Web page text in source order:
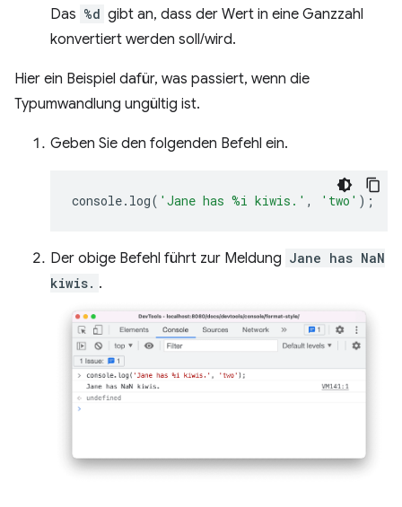
Das %d gibt an, dass der Wert in eine Ganzzahl
konvertiert werden soll/wird.
Hier ein Beispiel dafür, was passiert, wenn die
Typumwandlung ungültig ist.
Geben Sie den folgenden Befehl ein.
console. log( 'Jane has %i kiwis.' , 'two' );
Der obige Befehl führt zur Meldung Jane has NaN
kiwis. .